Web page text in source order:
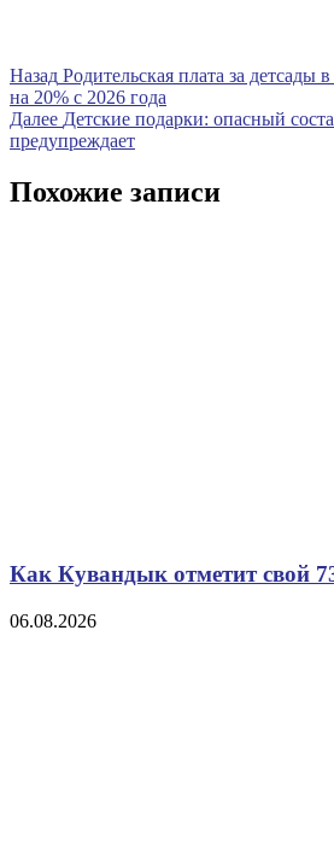
Навигация
по
записям
Назад Предыдущая
запись
Родительская плата за детсады
на 20% с 2026 года
Далее Следующая
запись
Детские подарки: опасный
предупреждает
Похожие записи
Как Кувандык отметит свой
06.08.2026